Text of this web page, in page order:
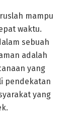
mampu
waktu.
sebuah
adalah
yang
pendekatan
yang